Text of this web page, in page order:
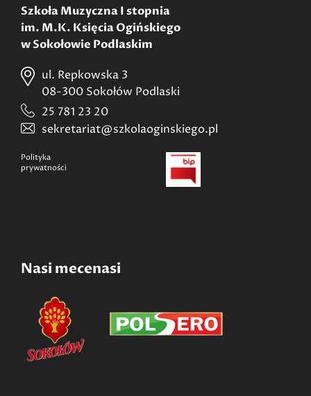
Szkoła Muzyczna I stopnia
im. M.K. Księcia Ogińskiego
w Sokołowie Podlaskim
ul. Repkowska 3
08-300 Sokołów Podlaski
25 781 23 20
sekretariat@szkolaoginskiego.pl
Polityka
prywatności
Nasi mecenasi